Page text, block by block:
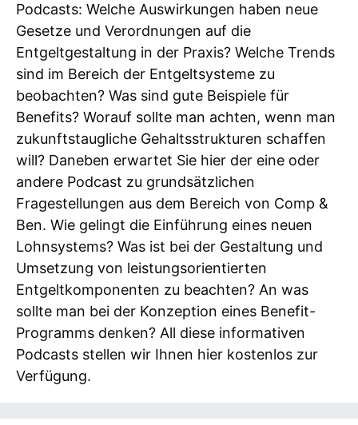
Podcasts: Welche Auswirkungen haben neue
Gesetze und Verordnungen auf die
Entgeltgestaltung in der Praxis? Welche Trends
sind im Bereich der Entgeltsysteme zu
beobachten? Was sind gute Beispiele für
Benefits? Worauf sollte man achten, wenn man
zukunftstaugliche Gehaltsstrukturen schaffen
will? Daneben erwartet Sie hier der eine oder
andere Podcast zu grundsätzlichen
Fragestellungen aus dem Bereich von Comp &
Ben. Wie gelingt die Einführung eines neuen
Lohnsystems? Was ist bei der Gestaltung und
Umsetzung von leistungsorientierten
Entgeltkomponenten zu beachten? An was
sollte man bei der Konzeption eines Benefit-
Programms denken? All diese informativen
Podcasts stellen wir Ihnen hier kostenlos zur
Verfügung.